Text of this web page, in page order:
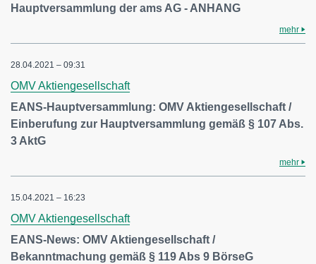
Hauptversammlung der ams AG - ANHANG
mehr
28.04.2021 – 09:31
OMV Aktiengesellschaft
EANS-Hauptversammlung: OMV Aktiengesellschaft /
Einberufung zur Hauptversammlung gemäß § 107 Abs.
3 AktG
mehr
15.04.2021 – 16:23
OMV Aktiengesellschaft
EANS-News: OMV Aktiengesellschaft /
Bekanntmachung gemäß § 119 Abs 9 BörseG